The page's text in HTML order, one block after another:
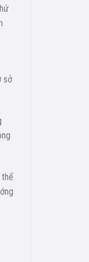
sở
thể